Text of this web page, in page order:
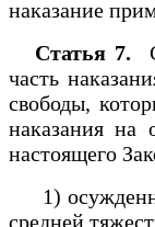
наказание
Статья 7.
часть
свободы,
наказания на
настоящего
1)
средней